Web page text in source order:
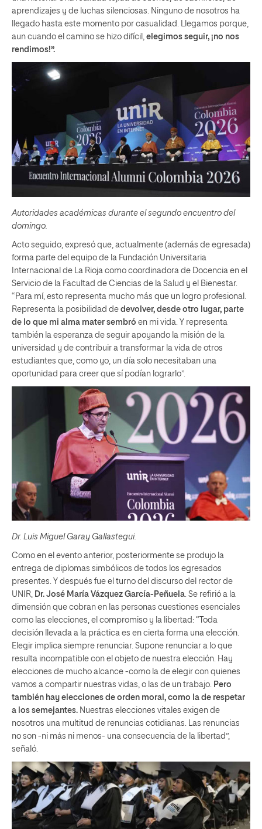
aprendizajes y de luchas silenciosas. Ninguno de nosotros ha
llegado hasta este momento por casualidad. Llegamos porque,
aun cuando el camino se hizo difícil, elegimos seguir, ¡no nos
rendimos!”.
Autoridades académicas durante el segundo encuentro del
domingo.
Acto seguido, expresó que, actualmente (además de egresada)
forma parte del equipo de la Fundación Universitaria
Internacional de La Rioja como coordinadora de Docencia en el
Servicio de la Facultad de Ciencias de la Salud y el Bienestar.
“Para mí, esto representa mucho más que un logro profesional.
Representa la posibilidad de devolver, desde otro lugar, parte
de lo que mi alma mater sembró en mi vida. Y representa
también la esperanza de seguir apoyando la misión de la
universidad y de contribuir a transformar la vida de otros
estudiantes que, como yo, un día solo necesitaban una
oportunidad para creer que sí podían lograrlo”.
Dr. Luis Miguel Garay Gallastegui.
Como en el evento anterior, posteriormente se produjo la
entrega de diplomas simbólicos de todos los egresados
presentes. Y después fue el turno del discurso del rector de
UNIR, Dr. José María Vázquez García-Peñuela. Se refirió a la
dimensión que cobran en las personas cuestiones esenciales
como las elecciones, el compromiso y la libertad: “Toda
decisión llevada a la práctica es en cierta forma una elección.
Elegir implica siempre renunciar. Supone renunciar a lo que
resulta incompatible con el objeto de nuestra elección. Hay
elecciones de mucho alcance -como la de elegir con quienes
vamos a compartir nuestras vidas, o las de un trabajo. Pero
también hay elecciones de orden moral, como la de respetar
a los semejantes. Nuestras elecciones vitales exigen de
nosotros una multitud de renuncias cotidianas. Las renuncias
no son -ni más ni menos- una consecuencia de la libertad”,
señaló.